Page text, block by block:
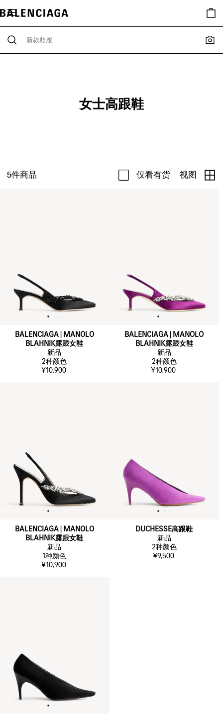
女士高跟鞋
5件商品 仅看有货 视图
BALENCIAGA | MANOLO
BLAHNIK露跟女鞋
新品
2种颜色
¥10,900
BALENCIAGA | MANOLO
BLAHNIK露跟女鞋
新品
2种颜色
¥10,900
BALENCIAGA | MANOLO
BLAHNIK露跟女鞋
新品
1种颜色
¥10,900
DUCHESSE高跟鞋
新品
2种颜色
¥9,500